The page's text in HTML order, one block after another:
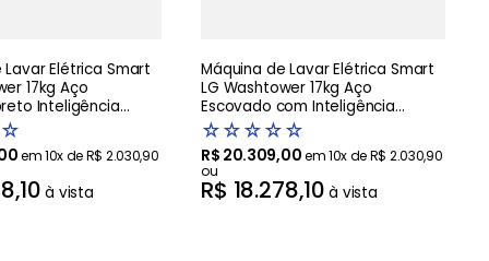
Elétrica Smart
17kg Aço
Inteligência
- WK17BS6A
☆
em10x deR$ 2.030,90
,10 à vista
Máquina de Lavar Elétrica Smart
LG Washtower 17kg Aço
Escovado com Inteligência
Artificial AIDD - WK17VS6A -220V
☆☆☆☆☆
R$ 20.309,00em10x deR$ 2.030,90
ou
R$ 18.278,10 à vista